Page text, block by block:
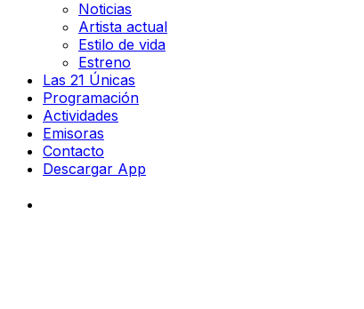
Noticias
Artista actual
Estilo de vida
Estreno
Las 21 Únicas
Programación
Actividades
Emisoras
Contacto
Descargar App